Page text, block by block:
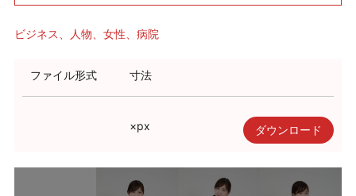
ビジネス 人物 女性 病院
ファイル形式 寸法
×px ダウンロード